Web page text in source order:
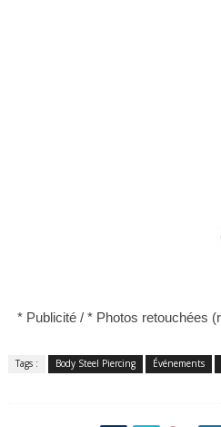
* Publicité / * Photos retouchées
Tags : Body Steel Piercing Événements